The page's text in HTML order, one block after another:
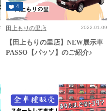
4
田上もりの里店 2022.01.09
【田上もりの里店】NEW展示車
PASSO【パッソ】のご紹介♪